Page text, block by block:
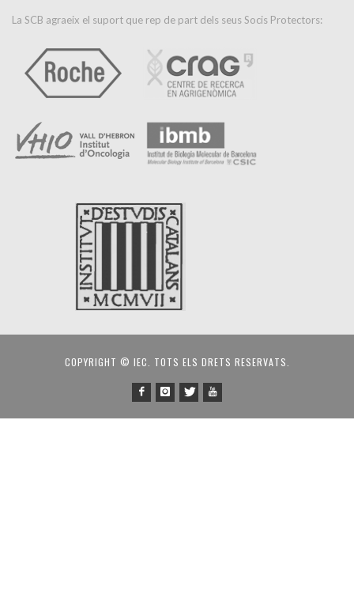
La SCB agraeix el suport que rep de part dels seus Socis Protectors:
COPYRIGHT © IEC. TOTS ELS DRETS RESERVATS.